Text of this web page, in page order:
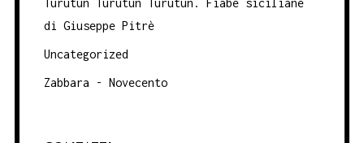
di Giuseppe Pitrè
Uncategorized
Zabbara - Novecento